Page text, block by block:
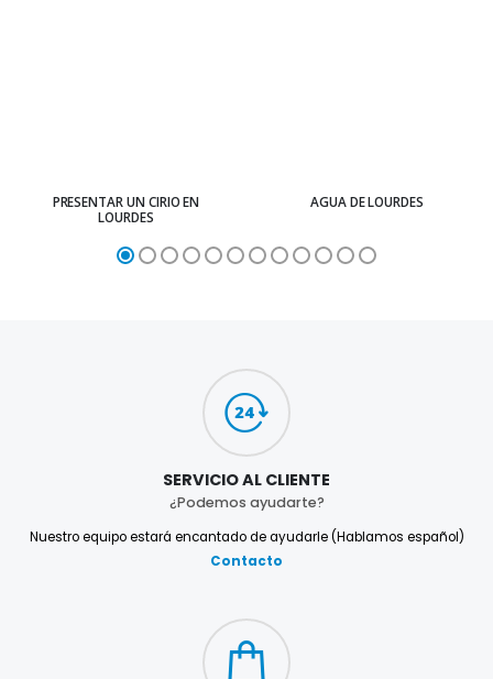
PRESENTAR UN CIRIO EN
LOURDES
AGUA DE LOURDES
SERVICIO AL CLIENTE
¿Podemos ayudarte?
Nuestro equipo estará encantado de ayudarle (Hablamos español)
Contacto